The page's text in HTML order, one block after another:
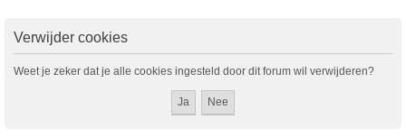
Verwijder cookies
Weet je zeker dat je alle cookies ingesteld door dit forum wil verwijderen?